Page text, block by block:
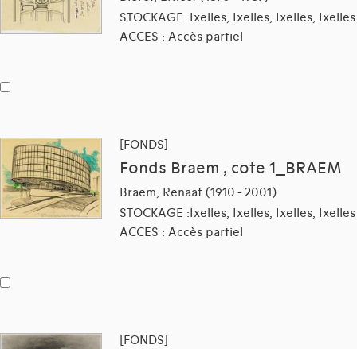
STOCKAGE :Ixelles, Ixelles, Ixelles, Ixelles
ACCES : Accès partiel
[FONDS]
Fonds Braem , cote 1_BRAEM
Braem, Renaat (1910 - 2001)
STOCKAGE :Ixelles, Ixelles, Ixelles, Ixelles
ACCES : Accès partiel
[FONDS]